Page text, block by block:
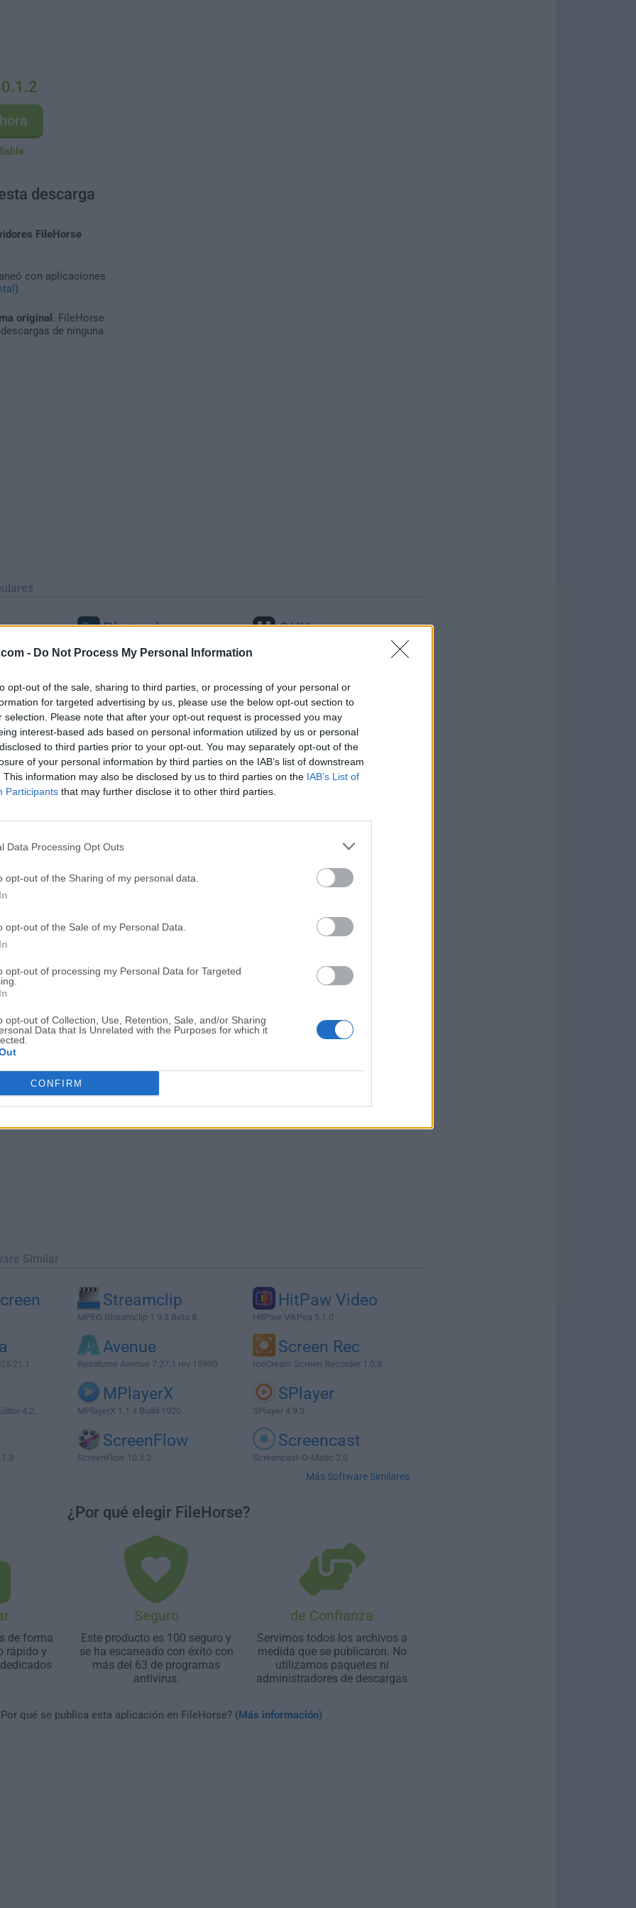
- Do Not Process My Personal Information
opt-out of the sale, sharing to third parties, or processing of your personal or
for targeted advertising by us, please use the below opt-out section to
selection. Please note that after your opt-out request is processed you may
interest-based ads based on personal information utilized by us or personal
to third parties prior to your opt-out. You may separately opt-out of the
of your personal information by third parties on the IAB’s list of downstream
This information may also be disclosed by us to third parties on the IAB’s List of
Participants that may further disclose it to other third parties.
Data Processing Opt Outs
opt-out of the Sharing of my personal data.
opt-out of the Sale of my Personal Data.
opt-out of processing my Personal Data for Targeted
opt-out of Collection, Use, Retention, Sale, and/or Sharing
Data that Is Unrelated with the Purposes for which it
CONFIRM
descarga
FileHorse
con aplicaciones
)
original
. FileHorse
de ninguna
Photoshop
Adobe Photoshop CC 2026 27.9.1
OKX
Adobe Acrobat Pro 2026.001.21771 Cleamio 3.4.0
TradingView
TradingView - Track All Markets
CleanMyMac
CleanMyMac X 5.2.10
LockWiper
iMyFone LockWiper 8.1.3
Partition
EaseUS Partition Master 1.4.0
for Mac
es un software gratuito y de código abierto para la grabación de vídeo y la
que permite a usuarios de todos los niveles de conocimiento técnico capturar y
captura de ventanas, imágenes, texto, ventanas de navegador, cámaras
cubriendo las necesidades de usuarios domésticos, educadores, estudiantes y
contenido de vídeo de alta calidad para diversas plataformas.La aplicación es
Similar
Streamclip
MPEG Streamclip 1.9.3 Beta 8
HitPaw Video
HitPaw VikPea 5.1.0
Avenue
Resolume Avenue 7.27.1 rev 15990
Screen Rec
IceCream Screen Recorder 1.0.8
4.2....
MPlayerX
MPlayerX 1.1.4 Build 1920
SPlayer
SPlayer 4.9.3
ScreenFlow
ScreenFlow 10.5.2
Screencast
Screencast-O-Matic 2.0
Más Software Similares
¿Por qué elegir FileHorse?
de forma
rápido y
Seguro
Este producto es 100 seguro y
se ha escaneado con éxito con
más del 63 de programas
antivirus.
de Confianza
Servimos todos los archivos a
medida que se publicaron. No
utilizamos paquetes ni
administradores de descargas
qué se publica esta aplicación en FileHorse? (Más información)